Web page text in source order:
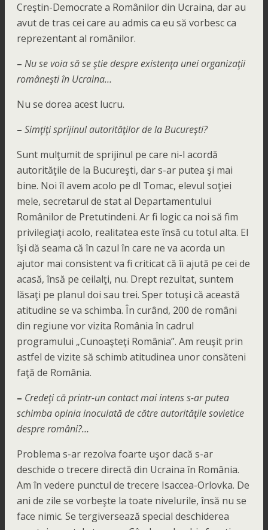
Creştin-Democrate a Românilor din Ucraina, dar au
avut de tras cei care au admis ca eu să vorbesc ca
reprezentant al românilor.
– Nu se voia să se ştie despre existenţa unei organizaţii
româneşti în Ucraina…
Nu se dorea acest lucru.
– Simţiţi sprijinul autorităţilor de la Bucureşti?
Sunt mulţumit de sprijinul pe care ni-l acordă
autorităţile de la Bucureşti, dar s-ar putea şi mai
bine. Noi îl avem acolo pe dl Tomac, elevul soţiei
mele, secretarul de stat al Departamentului
Românilor de Pretutindeni. Ar fi logic ca noi să fim
privilegiaţi acolo, realitatea este însă cu totul alta. El
îşi dă seama că în cazul în care ne va acorda un
ajutor mai consistent va fi criticat că îi ajută pe cei de
acasă, însă pe ceilalţi, nu. Drept rezultat, suntem
lăsaţi pe planul doi sau trei. Sper totuşi că această
atitudine se va schimba. În curând, 200 de români
din regiune vor vizita România în cadrul
programului „Cunoaşteţi România”. Am reuşit prin
astfel de vizite să schimb atitudinea unor consăteni
faţă de România.
– Credeţi că printr-un contact mai intens s-ar putea
schimba opinia inoculată de către autorităţile sovietice
despre români?…
Problema s-ar rezolva foarte uşor dacă s-ar
deschide o trecere directă din Ucraina în România.
Am în vedere punctul de trecere Isaccea-Orlovka. De
ani de zile se vorbeşte la toate nivelurile, însă nu se
face nimic. Se tergiversează special deschiderea